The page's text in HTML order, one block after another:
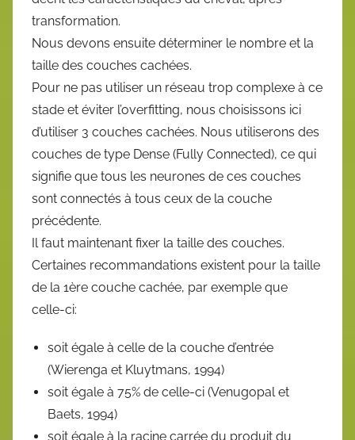
transformation.
Nous devons ensuite déterminer le nombre et la
taille des couches cachées.
Pour ne pas utiliser un réseau trop complexe à ce
stade et éviter l’overfitting, nous choisissons ici
d’utiliser 3 couches cachées. Nous utiliserons des
couches de type Dense (Fully Connected), ce qui
signifie que tous les neurones de ces couches
sont connectés à tous ceux de la couche
précédente.
Il faut maintenant fixer la taille des couches.
Certaines recommandations existent pour la taille
de la 1ère couche cachée, par exemple que
celle-ci:
soit égale à celle de la couche d’entrée
(Wierenga et Kluytmans, 1994)
soit égale à 75% de celle-ci (Venugopal et
Baets, 1994)
soit égale à la racine carrée du produit du